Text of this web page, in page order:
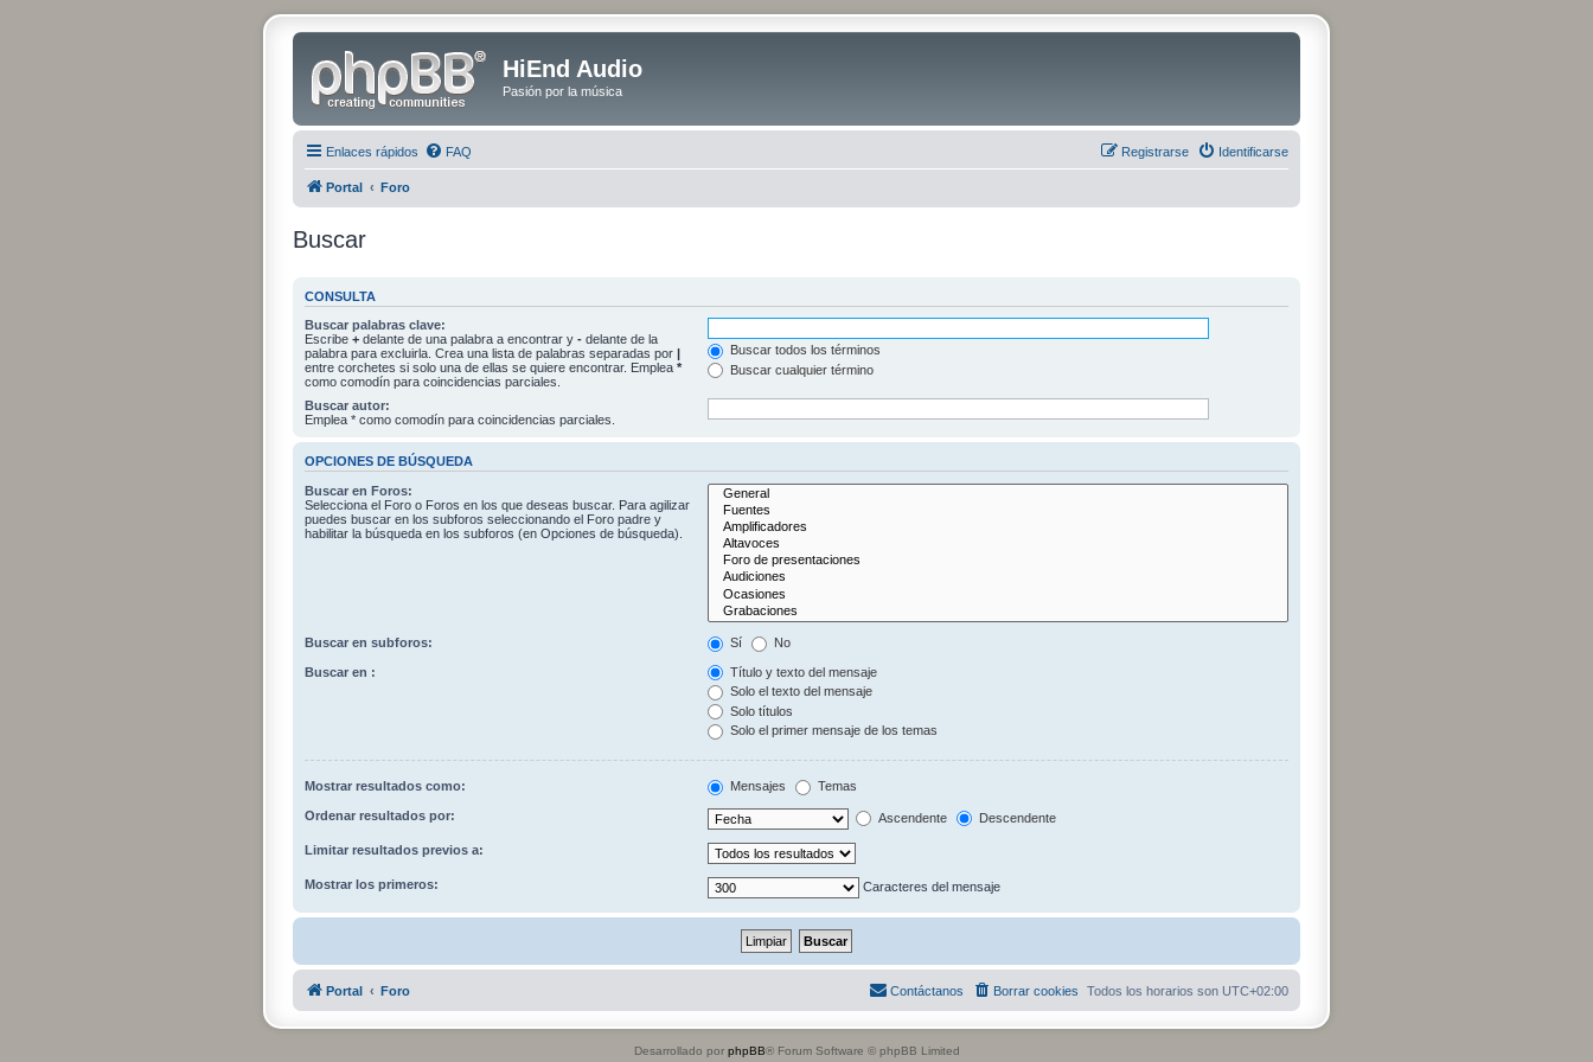
HiEnd Audio
Pasión por la música
Enlaces rápidos FAQ Identificarse
Registrarse
Portal Foro
Buscar
CONSULTA
Buscar palabras clave:
Escribe + delante de una palabra a encontrar y - delante de la
palabra para excluirla. Crea una lista de palabras separadas por |
entre corchetes si solo una de ellas se quiere encontrar. Emplea *
como comodín para coincidencias parciales.
Buscar todos los términos
Buscar cualquier término
Buscar autor:
Emplea * como comodín para coincidencias parciales.
OPCIONES DE BÚSQUEDA
Buscar en Foros:
Selecciona el Foro o Foros en los que deseas buscar. Para agilizar
puedes buscar en los subforos seleccionando el Foro padre y
habilitar la búsqueda en los subforos (en Opciones de búsqueda).
Buscar en subforos: Sí No
Buscar en :
Título y texto del mensaje
Solo el texto del mensaje
Solo títulos
Solo el primer mensaje de los temas
Mostrar resultados como: Mensajes Temas
Ordenar resultados por: Ascendente Descendente
Limitar resultados previos a:
Mostrar los primeros: Caracteres del mensaje
Portal Foro Todos los horarios son UTC+02:00
Borrar cookies
Contáctanos
Desarrollado por phpBB® Forum Software © phpBB Limited